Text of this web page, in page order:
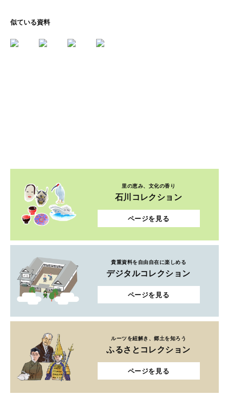
似ている資料
里の恵み、文化の香り
石川コレクション
ページを見る
貴重資料を自由自在に楽しめる
デジタルコレクション
ページを見る
ルーツを紐解き、郷土を知ろう
ふるさとコレクション
ページを見る